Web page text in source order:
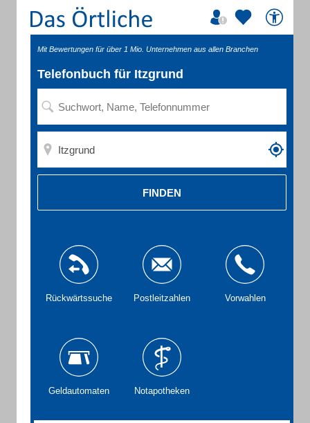
Mit Bewertungen für über 1 Mio. Unternehmen aus allen Branchen
Telefonbuch für Itzgrund
FINDEN
Rückwärtssuche Postleitzahlen Vorwahlen
Geldautomaten Notapotheken